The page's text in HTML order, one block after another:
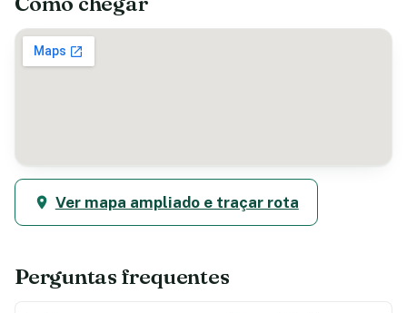
Ver mapa ampliado e traçar rota
Perguntas frequentes